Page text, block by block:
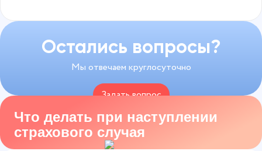
суммы 50 000 рублей, выплата при средней
травме будет 2 500 рублей. В случае трагических
событий, которые, к сожалению, случаются,
компенсацию получат родственники
застрахованного.
доступны 24/7 — без записи и очередей.
минуту вонлайн-калькуляторе.
одного, нескольких дней и до года, и участвуйте
в любых соревнованиях в этот период.
Остались вопросы?
Мы отвечаем круглосуточно
Задать вопрос
8 800 775-53-82
Что делать при наступлении
страхового случая